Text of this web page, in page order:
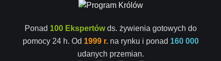
Ponad 100 Ekspertówds. żywienia gotowych do
pomocy 24 h. Od 1999 r.na rynku i ponad 160 000
udanych przemian.